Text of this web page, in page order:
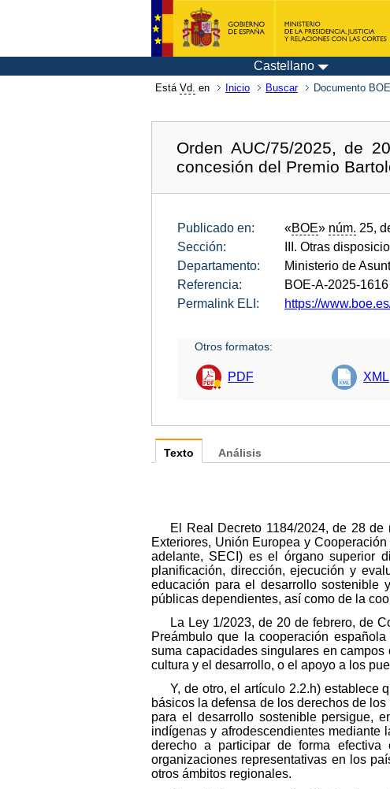
Castellano
Está Vd. en Inicio Buscar Documento
Orden AUC/75/2025, de
concesión del Premio
Publicado en: «BOE» núm. 25,
Sección:
III. Otras
Departamento:
Ministerio de
Referencia:
BOE-A-2025-1616
Permalink ELI:
https://
Otros formatos:
PDF XML
Texto
El Real Decreto 1184/2024, de 28
Exteriores, Unión Europea y
adelante, SECI) es el órgano superior
planificación, dirección, ejecución y
educación para el desarrollo sostenible
públicas dependientes, así como de la
La Ley 1/2023, de 20 de febrero, de
Preámbulo que la cooperación
suma capacidades singulares en
cultura y el desarrollo, o el apoyo a los
Y, de otro, el artículo 2.2.h) establece
básicos la defensa de los derechos de
para el desarrollo sostenible persigue,
indígenas y afrodescendientes mediante
derecho a participar de forma
organizaciones representativas en los
otros ámbitos regionales.
Análisis